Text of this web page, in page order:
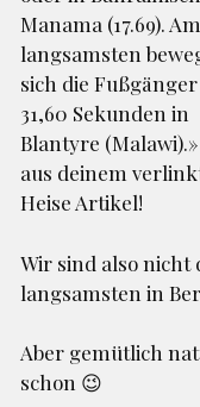
Manama (17.69). Am
langsamsten
sich die
31,60 Sekunden in
Blantyre
aus deinem
Heise Artikel!
Wir sind also nicht
langsamsten in
Aber gemütlich
schon 😉